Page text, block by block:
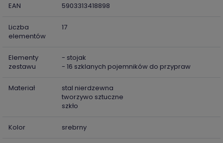
EAN 5903313418898
Liczba
elementów
17
Elementy
zestawu
- stojak
- 16 szklanych pojemników do przypraw
Materiał
stal nierdzewna
tworzywo sztuczne
szkło
Kolor srebrny